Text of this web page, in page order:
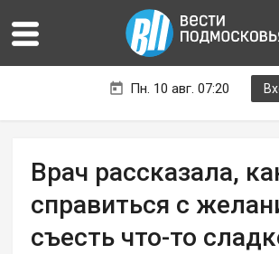
Пн. 10 авг. 07:20
Врач рассказала,
справиться с
съесть что-то